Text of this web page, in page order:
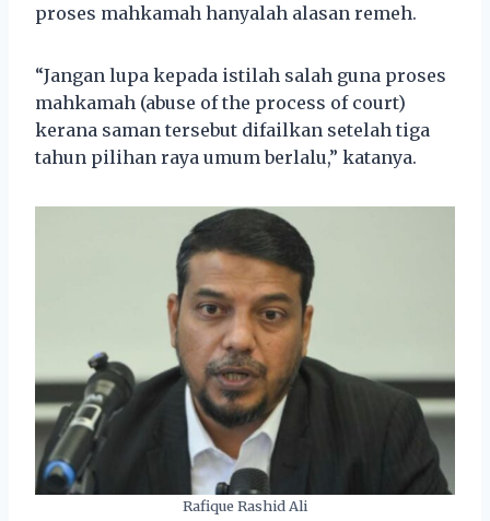
proses mahkamah hanyalah alasan remeh.
“Jangan lupa kepada istilah salah guna proses
mahkamah (abuse of the process of court)
kerana saman tersebut difailkan setelah tiga
tahun pilihan raya umum berlalu,” katanya.
Rafique Rashid Ali